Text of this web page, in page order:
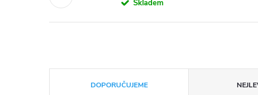
Skladem
DOPORUČUJEME